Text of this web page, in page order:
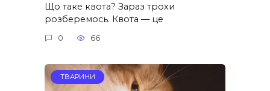
Що таке квота? Зараз трохи
розберемось. Квота — це
0 66
ТВАРИНИ